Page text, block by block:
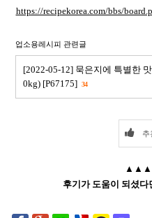
https://recipekorea.com/bbs/
업소용레시피 관련글
[2022-05-12] 묵은지에 특별한
0kg) [P67175] 34
추
후기가 도움이 되셨